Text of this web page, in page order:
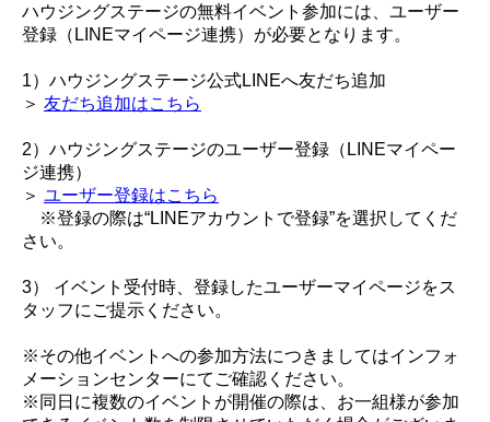
ハウジングステージの無料イベント参加には、ユーザー
登録（LINEマイページ連携）が必要となります。
1）ハウジングステージ公式LINEへ友だち追加
＞ 友だち追加はこちら
2）ハウジングステージのユーザー登録（LINEマイペー
ジ連携）
＞ ユーザー登録はこちら
※登録の際は“LINEアカウントで登録”を選択してくだ
さい。
3） イベント受付時、登録したユーザーマイページをス
タッフにご提示ください。
※その他イベントへの参加方法につきましてはインフォ
メーションセンターにてご確認ください。
※同日に複数のイベントが開催の際は、お一組様が参加